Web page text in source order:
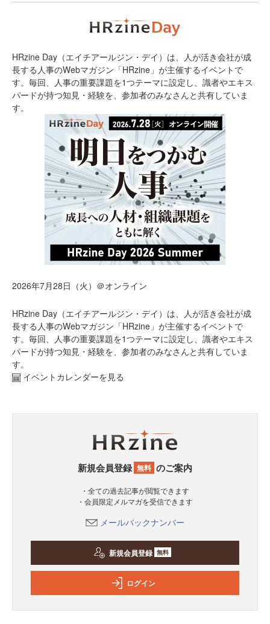
HRzine Day（エイチアールジン・デイ）は、人が活き会社が成
長する人事のWebマガジン「HRzine」が主催するイベントで
す。毎回、人事の重要課題を1つテーマに設定し、識者やエキス
パードが持つ知見・経験を、参加者のみなさんと共有していま
す。
2026年7月28日（火）＠オンライン
HRzine Day（エイチアールジン・デイ）は、人が活き会社が成
長する人事のWebマガジン「HRzine」が主催するイベントで
す。毎回、人事の重要課題を1つテーマに設定し、識者やエキス
パードが持つ知見・経験を、参加者のみなさんと共有していま
す。
イベントカレンダーを見る
新規会員登録 無料 のご案内
・全ての過去記事が閲覧できます
・会員限定メルマガを受信できます
メールバックナンバー
新規会員登録 無料
ログイン